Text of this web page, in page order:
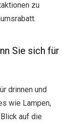
zu
Sie sich für
drinnen und
wie Lampen,
auf die